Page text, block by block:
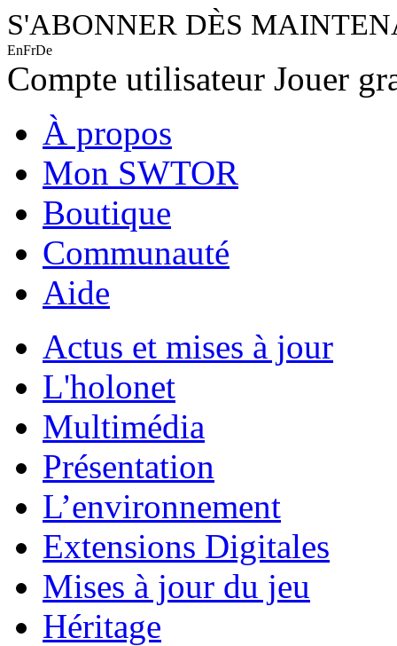
S'ABONNER DÈS
EnFrDe
Compte utilisateur Jouer
À propos
Mon SWTOR
Boutique
Communauté
Aide
Actus et mises à jour
L'holonet
Multimédia
Présentation
L’environnement
Extensions Digitales
Mises à jour du jeu
Héritage